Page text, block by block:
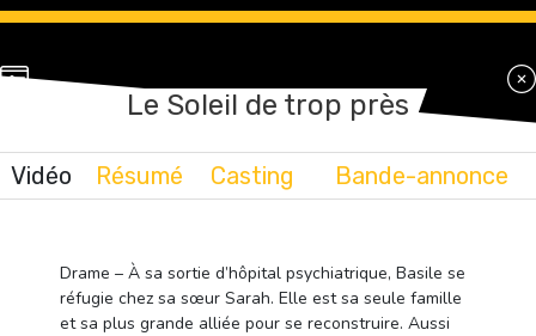
Le Soleil de trop près
Vidéo Résumé Casting Bande-annonce
Drame – À sa sortie d’hôpital psychiatrique, Basile se
réfugie chez sa sœur Sarah. Elle est sa seule famille
et sa plus grande alliée pour se reconstruire. Aussi